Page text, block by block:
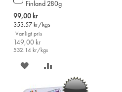
Finland 280g
Special
Price
99,00 kr
353.57 kr/kgs
Vanligt pris
149,00 kr
532.14 kr/kgs
till
i
varukorgen
SPARA